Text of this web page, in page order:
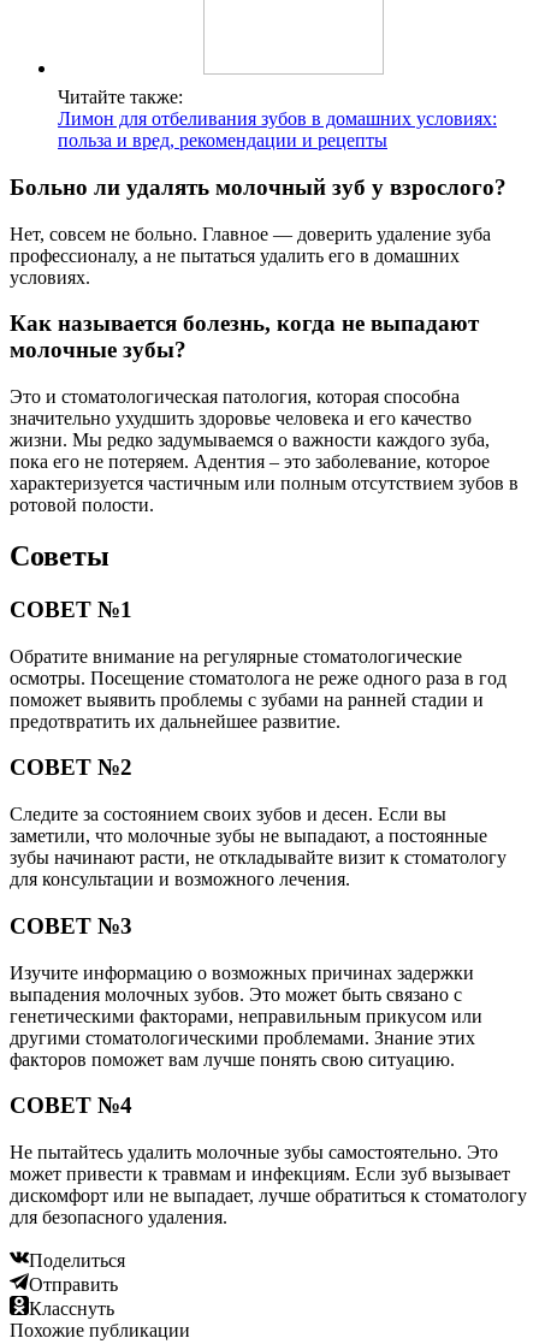
Читайте также:
Лимон для отбеливания зубов в домашних условиях:
польза и вред, рекомендации и рецепты
Больно ли удалять молочный зуб у взрослого?
Нет, совсем не больно. Главное — доверить удаление зуба
профессионалу, а не пытаться удалить его в домашних
условиях.
Как называется болезнь, когда не выпадают
молочные зубы?
Это и стоматологическая патология, которая способна
значительно ухудшить здоровье человека и его качество
жизни. Мы редко задумываемся о важности каждого зуба,
пока его не потеряем. Адентия – это заболевание, которое
характеризуется частичным или полным отсутствием зубов в
ротовой полости.
Советы
СОВЕТ №1
Обратите внимание на регулярные стоматологические
осмотры. Посещение стоматолога не реже одного раза в год
поможет выявить проблемы с зубами на ранней стадии и
предотвратить их дальнейшее развитие.
СОВЕТ №2
Следите за состоянием своих зубов и десен. Если вы
заметили, что молочные зубы не выпадают, а постоянные
зубы начинают расти, не откладывайте визит к стоматологу
для консультации и возможного лечения.
СОВЕТ №3
Изучите информацию о возможных причинах задержки
выпадения молочных зубов. Это может быть связано с
генетическими факторами, неправильным прикусом или
другими стоматологическими проблемами. Знание этих
факторов поможет вам лучше понять свою ситуацию.
СОВЕТ №4
Не пытайтесь удалить молочные зубы самостоятельно. Это
может привести к травмам и инфекциям. Если зуб вызывает
дискомфорт или не выпадает, лучше обратиться к стоматологу
для безопасного удаления.
Поделиться
Отправить
Класснуть
Похожие публикации